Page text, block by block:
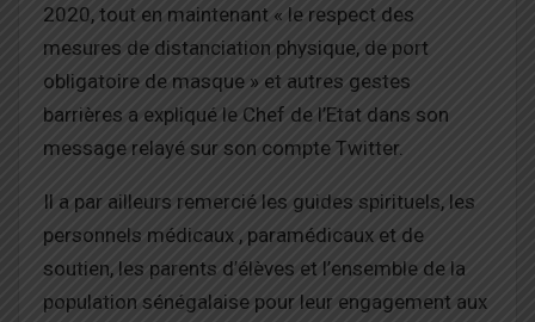
2020, tout en maintenant « le respect des
mesures de distanciation physique, de port
obligatoire de masque » et autres gestes
barrières a expliqué le Chef de l’Etat dans son
message relayé sur son compte Twitter.
Il a par ailleurs remercié les guides spirituels, les
personnels médicaux , paramédicaux et de
soutien, les parents d’élèves et l’ensemble de la
population sénégalaise pour leur engagement aux